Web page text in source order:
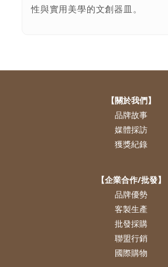
性與實用美學的文創器皿。
【關於我們】
品牌故事
媒體採訪
獲獎紀錄
【企業合作/批發】
品牌優勢
客製生產
批發採購
聯盟行銷
國際購物